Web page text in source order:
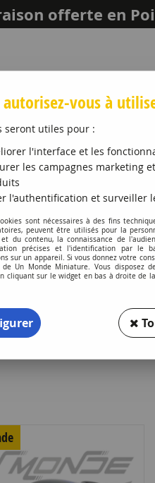
offerte en
MAQUETTES ET
Véhicules
autorisez-vous à
seront utiles pour :
l'interface et les
les campagnes marketing
l'authentification et surveiller
sont nécessaires à des fins
peuvent être utilisés pour la
et du contenu, la connaissance de
précises et l'identification par le
sur un appareil. Si vous donnez votre
de Un Monde Miniature. Vous
cliquant sur le widget en bas à droite de